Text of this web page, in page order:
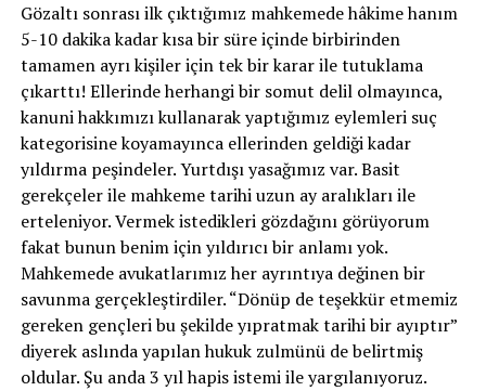
Gözaltı sonrası ilk çıktığımız mahkemede hâkime hanım
5-10 dakika kadar kısa bir süre içinde birbirinden
tamamen ayrı kişiler için tek bir karar ile tutuklama
çıkarttı! Ellerinde herhangi bir somut delil olmayınca,
kanuni hakkımızı kullanarak yaptığımız eylemleri suç
kategorisine koyamayınca ellerinden geldiği kadar
yıldırma peşindeler. Yurtdışı yasağımız var. Basit
gerekçeler ile mahkeme tarihi uzun ay aralıkları ile
erteleniyor. Vermek istedikleri gözdağını görüyorum
fakat bunun benim için yıldırıcı bir anlamı yok.
Mahkemede avukatlarımız her ayrıntıya değinen bir
savunma gerçekleştirdiler. “Dönüp de teşekkür etmemiz
gereken gençleri bu şekilde yıpratmak tarihi bir ayıptır”
diyerek aslında yapılan hukuk zulmünü de belirtmiş
oldular. Şu anda 3 yıl hapis istemi ile yargılanıyoruz.